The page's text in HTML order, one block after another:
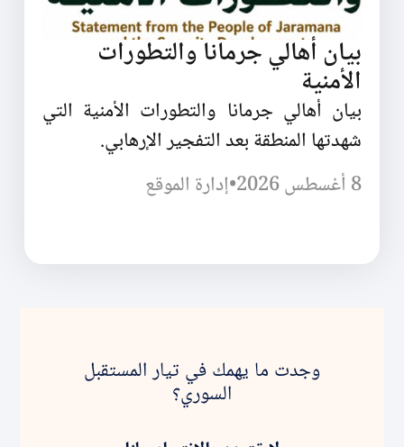
بيان أهالي جرمانا والتطورات
الأمنية
بيان أهالي جرمانا والتطورات الأمنية التي
شهدتها المنطقة بعد التفجير الإرهابي.
8 أغسطس 2026
•إدارة الموقع
وجدت ما يهمك في تيار المستقبل
السوري؟